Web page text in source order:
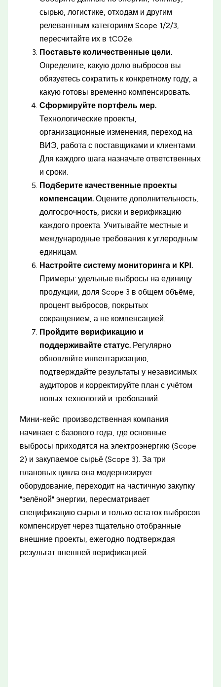
сырью, логистике, отходам и другим
релевантным категориям Scope 1/2/3,
пересчитайте их в tCO2e.
Поставьте количественные цели.
Определите, какую долю выбросов вы
обязуетесь сократить к конкретному году, а
какую готовы временно компенсировать.
Сформируйте портфель мер.
Технологические проекты,
организационные изменения, переход на
ВИЭ, работа с поставщиками и клиентами.
Для каждого шага назначьте ответственных
и сроки.
Подберите качественные проекты
компенсации. Оцените дополнительность,
долгосрочность, риски и верификацию
каждого проекта. Учитывайте местные и
международные требования к углеродным
единицам.
Настройте систему мониторинга и KPI.
Примеры: удельные выбросы на единицу
продукции, доля Scope 3 в общем объёме,
процент выбросов, покрытых
сокращением, а не компенсацией.
Пройдите верификацию и
поддерживайте статус. Регулярно
обновляйте инвентаризацию,
подтверждайте результаты у независимых
аудиторов и корректируйте план с учётом
новых технологий и требований.
Мини-кейс: производственная компания
начинает с базового года, где основные
выбросы приходятся на электроэнергию (Scope
2) и закупаемое сырьё (Scope 3). За три
плановых цикла она модернизирует
оборудование, переходит на частичную закупку
"зелёной" энергии, пересматривает
спецификацию сырья и только остаток выбросов
компенсирует через тщательно отобранные
внешние проекты, ежегодно подтверждая
результат внешней верификацией.